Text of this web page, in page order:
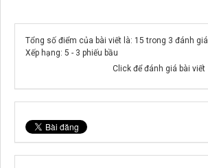
Tổng số điểm của bài viết là: 15 trong 3 đánh giá
Xếp hạng: 5 - 3 phiếu bầu
Click để đánh giá bài viết